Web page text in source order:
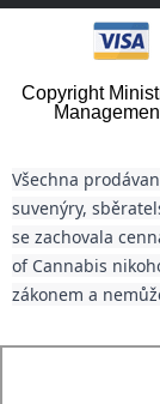
Copyright
Všechna
suvenýry,
se zachovala
of Cannabis
zákonem a